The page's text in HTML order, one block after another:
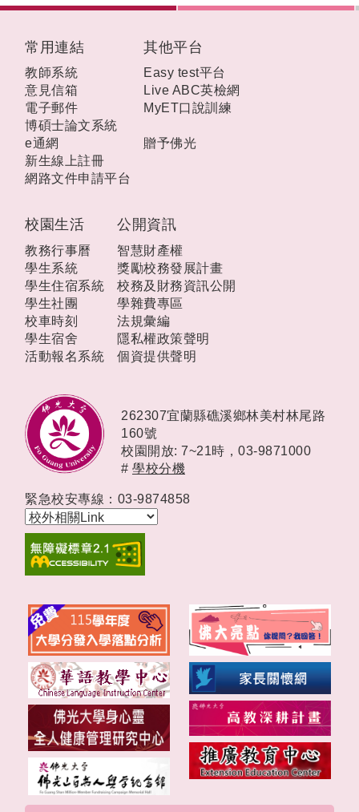
校園生活
教務行事曆
學生系統
學生住宿系統
學生社團
校車時刻
學生宿舍
活動報名系統
公開資訊
智慧財產權
獎勵校務發展計畫
校務及財務資訊公開
學雜費專區
法規彙編
隱私權政策聲明
個資提供聲明
常用連結
教師系統
意見信箱
電子郵件
博碩士論文系統
e通網
新生線上註冊
網路文件申請平台
其他平台
Easy test平台
Live ABC英檢網
MyET口說訓練
贈予佛光
262307宜蘭縣礁溪鄉林美村林尾路
160號
校園開放: 7~21時， 03-9871000
# 學校分機
緊急校安專線：03-9874858